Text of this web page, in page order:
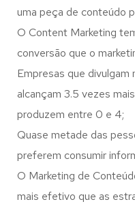
uma peça de conteúdo
O Content Marketing
conversão que o
Empresas que divulgam
alcançam 3.5 vezes
produzem entre 0 e 4;
Quase metade das
preferem consumir
O Marketing de
mais efetivo que as